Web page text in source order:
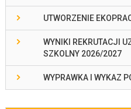
UTWORZENIE
WYNIKI REKRUTACJI
SZKOLNY 2026/2027
WYPRAWKA I WYKAZ